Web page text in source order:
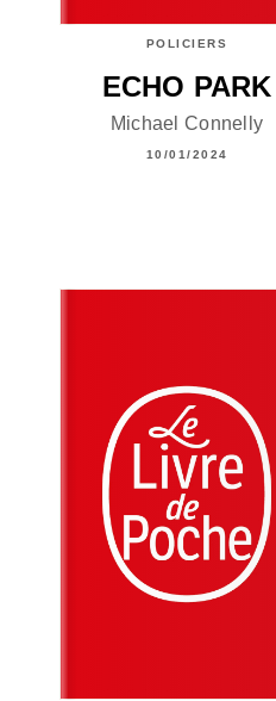
POLICIERS
ECHO PARK
Michael Connelly
10/01/2024